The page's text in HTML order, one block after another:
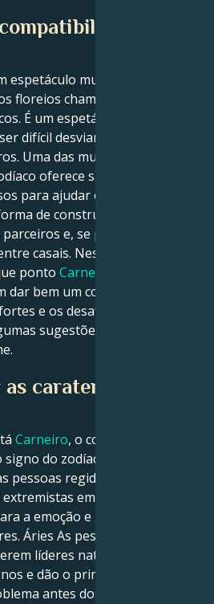
espetáculo muitas vezes
floreios chamativos e
É um espetáculo tão
difícil desviar o olhar dos
Uma das muitas coisas que
oferece são alguns
para ajudar os apaixonados
de construírem melhores
e, se possível,
casais. Neste artigo,
ponto Carneiro e
dar bem um com o outro,
e os desafios da sua
sugestões eficazes para
caraterísticas de
Carneiro, o corajoso e
do zodíaco. Áries é
pessoas regidas por este
em termos de
a emoção e gostam de
Áries As pessoas de Áries
líderes naturais que
e dão o primeiro passo
antes dos seus rivais.